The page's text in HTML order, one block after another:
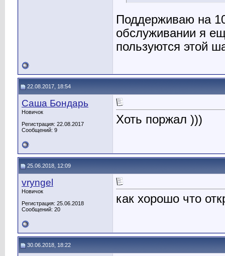
Поддерживаю на
обслуживании я
пользуются этой
22.08.2017, 18:54
Саша Бондарь
Новичок
Регистрация: 22.08.2017
Сообщений: 9
Хоть поржал )))
25.06.2018, 12:09
vryngel
Новичок
Регистрация: 25.06.2018
Сообщений: 20
как хорошо что
30.06.2018, 18:22